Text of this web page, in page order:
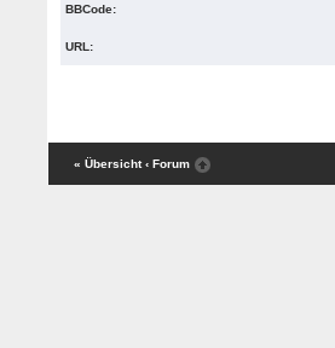
BBCode:
URL:
« Übersicht ‹ Forum